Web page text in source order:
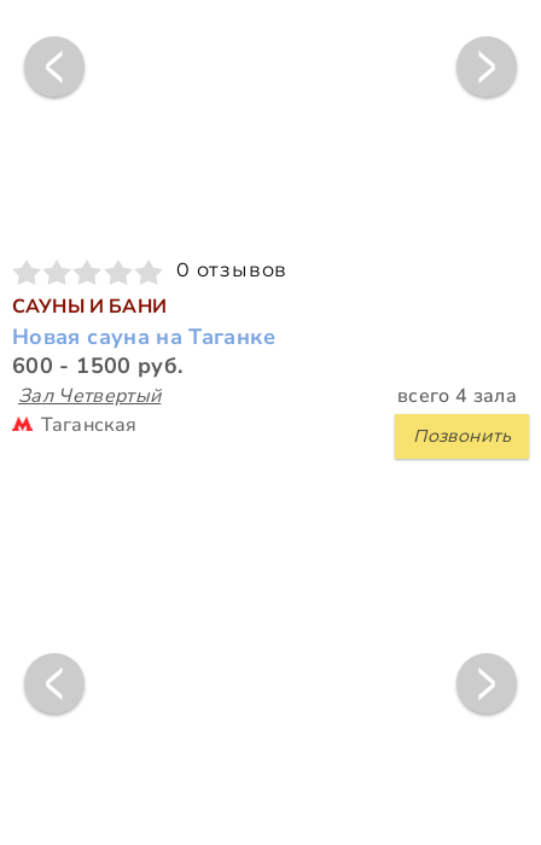
0 отзывов
САУНЫ И БАНИ
Новая сауна на Таганке
600 - 1500 руб.
Зал Четвертый всего 4 зала
Позвонить
Таганская